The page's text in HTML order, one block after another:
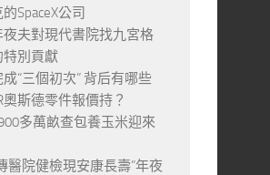
SpaceX公司
夜夫對現代書院找九宮格
別貢獻
“三個初次” 背后有哪些
奧斯德零件報價持？
多萬畝查包養玉米迎來
醫院健檢現安康長壽”年夜